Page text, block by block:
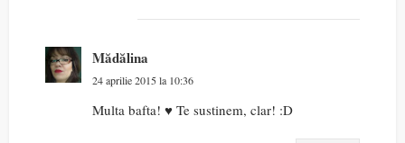
Mădălina
24 aprilie 2015 la 10:36
Multa bafta! ♥ Te sustinem, clar! :D